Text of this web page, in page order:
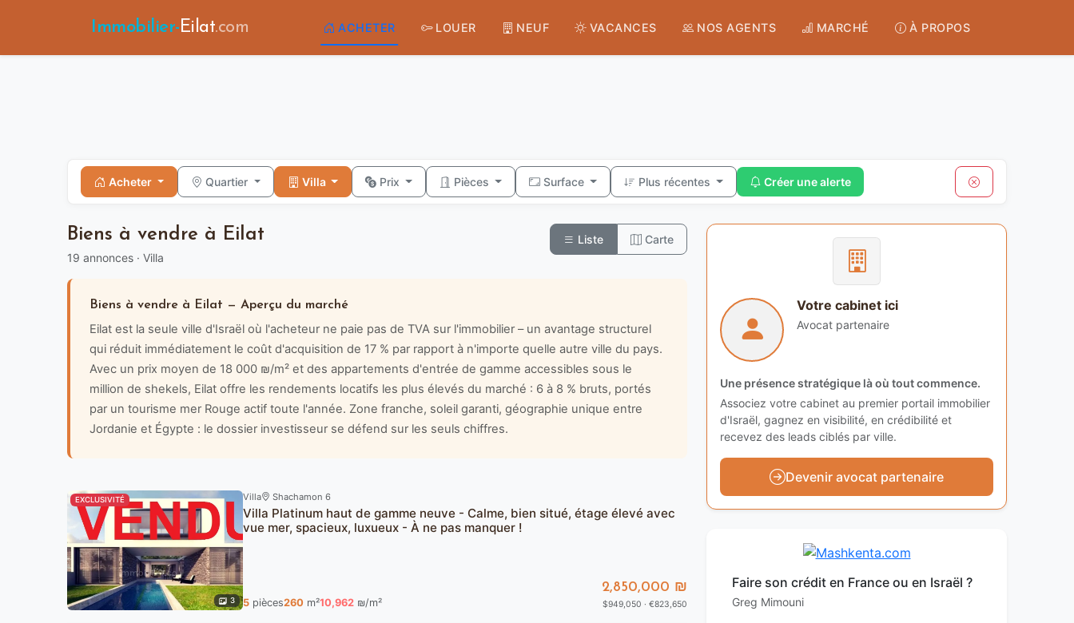
Immobilier-Eilat.com ACHETER LOUER NEUF VACANCES NOS AGENTS MARCHÉ À PROPOS
Acheter Quartier Villa Prix Pièces Surface Plus récentes Créer une alerte
Biens à vendre à Eilat
19 annonces · Villa
Liste Carte
Biens à vendre à Eilat — Aperçu du marché
Eilat est la seule ville d'Israël où l'acheteur ne paie pas de TVA sur l'immobilier – un avantage structurel
qui réduit immédiatement le coût d'acquisition de 17 % par rapport à n'importe quelle autre ville du pays.
Avec un prix moyen de 18 000 ₪/m² et des appartements d'entrée de gamme accessibles sous le
million de shekels, Eilat offre les rendements locatifs les plus élevés du marché : 6 à 8 % bruts, portés
par un tourisme mer Rouge actif toute l'année. Zone franche, soleil garanti, géographie unique entre
Jordanie et Égypte : le dossier investisseur se défend sur les seuls chiffres.
EXCLUSIVITÉ
3
Villa Shachamon 6
Villa Platinum haut de gamme neuve - Calme, bien situé, étage élevé avec
vue mer, spacieux, luxueux - À ne pas manquer !
5 pièces260 m²10,962 ₪/m²
2,850,000 ₪
$949,050 · €823,650
Votre cabinet ici
Avocat partenaire
Une présence stratégique là où tout commence.
Associez votre cabinet au premier portail immobilier
d'Israël, gagnez en visibilité, en crédibilité et
recevez des leads ciblés par ville.
Devenir avocat partenaire
Faire son crédit en France ou en Israël ?
Greg Mimouni